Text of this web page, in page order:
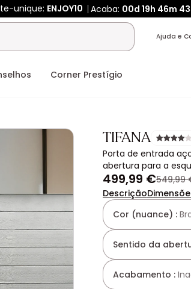
unique: ENJOY10 Acaba: 00d 19h 46m
Ajuda e
Corner Prestígio
TIFANA
Porta de entrada
abertura para a
499,99 €549,99
Descrição
Cor (nuance) :
Sentido da
Acabamento :